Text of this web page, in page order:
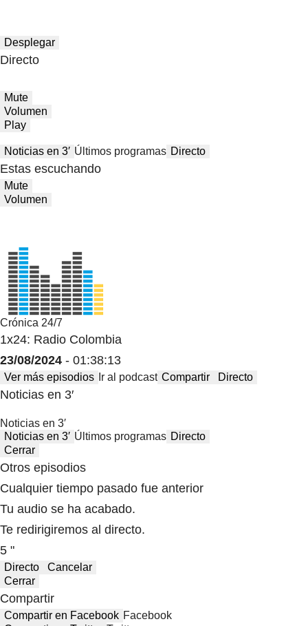
Desplegar
Directo
Mute
Volumen
Play
Noticias en 3′ Últimos programas Directo
Estas escuchando
Mute
Volumen
Crónica 24/7
1x24: Radio Colombia
23/08/2024 - 01:38:13
Ver más episodios Ir al podcast Compartir Directo
Noticias en 3′
Noticias en 3′
Noticias en 3′ Últimos programas Directo
Cerrar
Otros episodios
Cualquier tiempo pasado fue anterior
Tu audio se ha acabado.
Te redirigiremos al directo.
5 "
Directo
Cancelar
Cerrar
Compartir
Compartir en Facebook Facebook